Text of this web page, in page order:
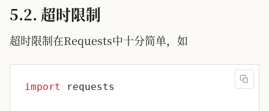
5.2. 超时限制
超时限制在Requests中十分简单，如
import requests